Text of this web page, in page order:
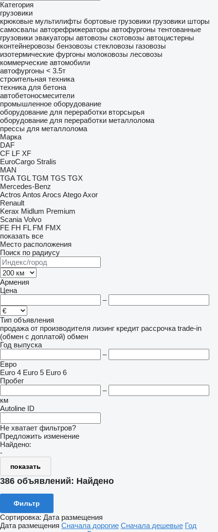
Категория
грузовики
крюковые мультилифты бортовые грузовики грузовики шторы
самосвалы авторефрижераторы автофургоны тентованные
грузовики эвакуаторы автовозы скотовозы автоцистерны
контейнеровозы бензовозы стекловозы газовозы
изотермические фургоны молоковозы лесовозы
коммерческие автомобили
автофургоны < 3.5т
строительная техника
техника для бетона
автобетоносмесители
промышленное оборудование
оборудование для переработки вторсырья
оборудование для переработки металлолома
прессы для металлолома
Марка
DAF
CF LF XF
EuroCargo Stralis
MAN
TGA TGL TGM TGS TGX
Mercedes-Benz
Actros Antos Arocs AtegoAxor
Renault
Kerax Midlum Premium
Scania Volvo
FE FH FL FM FMX
показать все
Место расположения
Поиск по радиусу
Армения
Цена
–
Тип объявления
продажа от производителя лизинг кредит рассрочка trade-in
(обмен с доплатой) обмен
Год выпуска
–
Евро
Euro 4 Euro 5 Euro 6
Пробег
–
км
Autoline ID
Не хватает фильтров?
Предложить изменение
Найдено:
-
показать
386 объявлений: Найдено
Фильтр
Сортировка: Дата размещения
Дата размещения Сначала дорогие Сначала дешевые Год